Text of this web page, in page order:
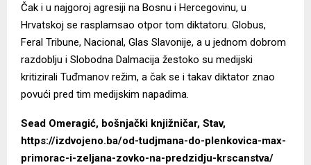
Čak i u najgoroj agresiji na Bosnu i Hercegovinu, u
Hrvatskoj se rasplamsao otpor tom diktatoru. Globus,
Feral Tribune, Nacional, Glas Slavonije, a u jednom dobrom
razdoblju i Slobodna Dalmacija žestoko su medijski
kritizirali Tuđmanov režim, a čak se i takav diktator znao
povući pred tim medijskim napadima.
Sead Omeragić, bošnjački knjižničar, Stav,
https://izdvojeno.ba/od-tudjmana-do-plenkovica-max-
primorac-i-zeljana-zovko-na-predzidju-krscanstva/